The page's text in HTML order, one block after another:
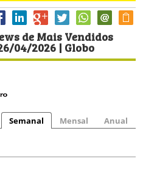
de Mais Vendidos
04/2026 | Globo
Semanal Mensal Anual